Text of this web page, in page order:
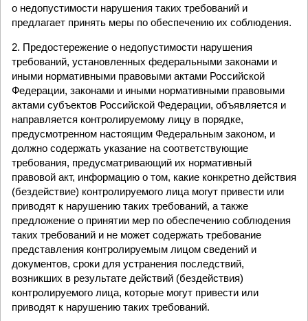
о недопустимости нарушения таких требований и
предлагает принять меры по обеспечению их соблюдения.
2. Предостережение о недопустимости нарушения
требований, установленных федеральными законами и
иными нормативными правовыми актами Российской
Федерации, законами и иными нормативными правовыми
актами субъектов Российской Федерации, объявляется и
направляется контролируемому лицу в порядке,
предусмотренном настоящим Федеральным законом, и
должно содержать указание на соответствующие
требования, предусматривающий их нормативный
правовой акт, информацию о том, какие конкретно действия
(бездействие) контролируемого лица могут привести или
приводят к нарушению таких требований, а также
предложение о принятии мер по обеспечению соблюдения
таких требований и не может содержать требование
представления контролируемым лицом сведений и
документов, сроки для устранения последствий,
возникших в результате действий (бездействия)
контролируемого лица, которые могут привести или
приводят к нарушению таких требований.